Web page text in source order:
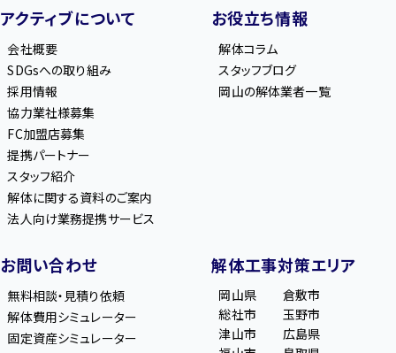
アクティブについて
会社概要
SDGsへの取り組み
採用情報
協力業社様募集
FC加盟店募集
提携パートナー
スタッフ紹介
解体に関する資料のご案内
法人向け業務提携サービス
お役立ち情報
解体コラム
スタッフブログ
岡山の解体業者一覧
お問い合わせ
無料相談・見積り依頼
解体費用シミュレーター
固定資産シミュレーター
解体工事対策エリア
岡山県
倉敷市
総社市
玉野市
津山市
広島県